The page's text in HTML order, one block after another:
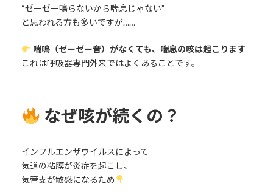
“ゼーゼー鳴らないから喘息じゃない”
と思われる方も多いですが……
喘鳴（ゼーゼー音）がなくても、喘息の咳は起こります
これは呼吸器専門外来ではよくあることです。
なぜ咳が続くの？
インフルエンザウイルスによって
気道の粘膜が炎症を起こし、
気管支が敏感になるため